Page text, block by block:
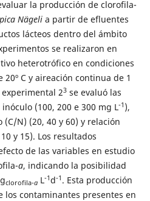
la producción de clorofila-
Nägelia partir de efluentes
lácteos dentro del ámbito
se realizaron en
heterotrófico en condiciones
C y aireación continua de 1
23se evaluó las
(100, 200 e 300 mg L-1 ),
N) (20, 40 y 60) y relación
y 15). Los resultados
de las variables en estudio
a, indicando la posibilidad
clorofila-aL-1d-1 . Esta producción
los contaminantes presentes en